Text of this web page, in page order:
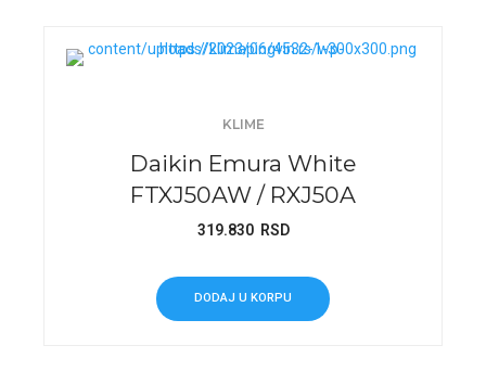
KLIME
Daikin Emura White
FTXJ50AW / RXJ50A
319.830 RSD
DODAJ U KORPU